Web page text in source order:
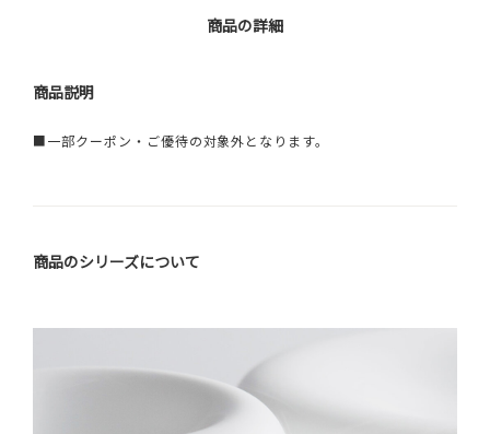
商品の詳細
商品説明
■一部クーポン・ご優待の対象外となります。
商品のシリーズについて